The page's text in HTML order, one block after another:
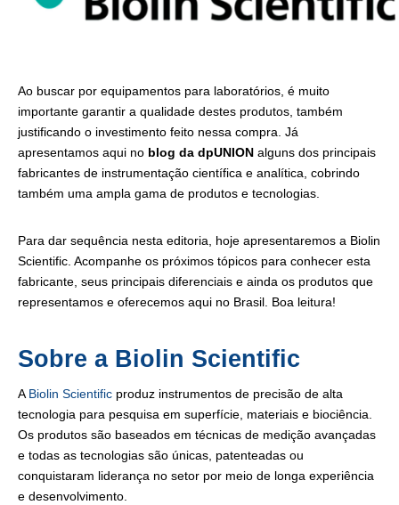
Ao buscar por equipamentos para laboratórios, é muito
importante garantir a qualidade destes produtos, também
justificando o investimento feito nessa compra. Já
apresentamos aqui no blog da dpUNION alguns dos principais
fabricantes de instrumentação científica e analítica, cobrindo
também uma ampla gama de produtos e tecnologias.
Para dar sequência nesta editoria, hoje apresentaremos a Biolin
Scientific. Acompanhe os próximos tópicos para conhecer esta
fabricante, seus principais diferenciais e ainda os produtos que
representamos e oferecemos aqui no Brasil. Boa leitura!
Sobre a Biolin Scientific
ABiolin Scientific produz instrumentos de precisão de alta
tecnologia para pesquisa em superfície, materiais e biociência.
Os produtos são baseados em técnicas de medição avançadas
e todas as tecnologias são únicas, patenteadas ou
conquistaram liderança no setor por meio de longa experiência
e desenvolvimento.